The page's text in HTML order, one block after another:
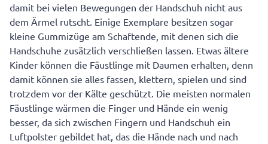
damit bei vielen Bewegungen der Handschuh nicht aus
dem Ärmel rutscht. Einige Exemplare besitzen sogar
kleine Gummizüge am Schaftende, mit denen sich die
Handschuhe zusätzlich verschließen lassen. Etwas ältere
Kinder können die Fäustlinge mit Daumen erhalten, denn
damit können sie alles fassen, klettern, spielen und sind
trotzdem vor der Kälte geschützt. Die meisten normalen
Fäustlinge wärmen die Finger und Hände ein wenig
besser, da sich zwischen Fingern und Handschuh ein
Luftpolster gebildet hat, das die Hände nach und nach